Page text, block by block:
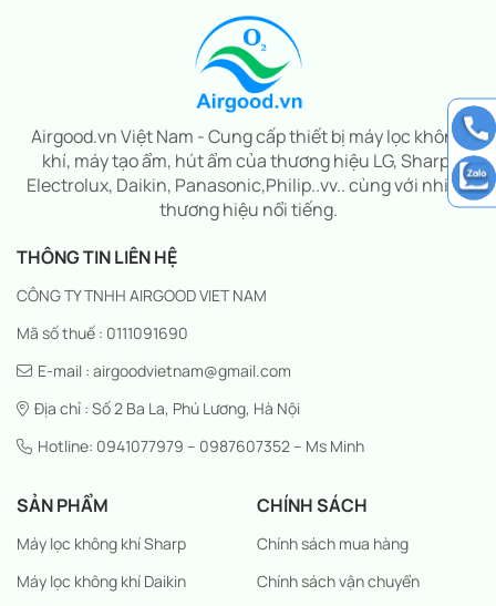
Airgood.vn Việt Nam - Cung cấp thiết bị máy lọc không
khí, máy tạo ẩm, hút ẩm của thương hiệu LG, Sharp,
Electrolux, Daikin, Panasonic,Philip..vv.. cùng với nhiều
thương hiệu nổi tiếng.
THÔNG TIN LIÊN HỆ
CÔNG TY TNHH AIRGOOD VIET NAM
Mã số thuế : 0111091690
E-mail : airgoodvietnam@gmail.com
Địa chỉ : Số 2 Ba La, Phú Lương, Hà Nội
Hotline: 0941077979 – 0987607352 – Ms Minh
SẢN PHẨM
Máy lọc không khí Sharp
Máy lọc không khí Daikin
CHÍNH SÁCH
Chính sách mua hàng
Chính sách vận chuyển